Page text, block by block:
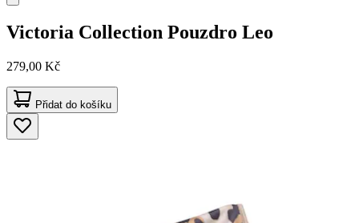
Victoria Collection Pouzdro Leo
279,00 Kč
Přidat do košíku